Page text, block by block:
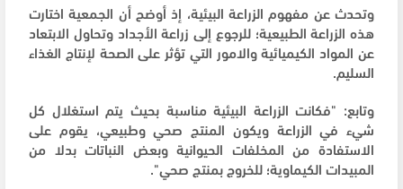
وتحدث عن مفهوم الزراعة البيئية، إذ أوضح أن الجمعية اختارت
هذه الزراعة الطبيعية؛ للرجوع إلى زراعة الأجداد وتحاول الابتعاد
عن المواد الكيميائية والامور التي تؤثر على الصحة لإنتاج الغذاء
السليم.
وتابع: "فكانت الزراعة البيئية مناسبة بحيث يتم استغلال كل
شيء في الزراعة ويكون المنتج صحي وطبيعي، يقوم على
الاستفادة من المخلفات الحيوانية وبعض النباتات بدلا من
المبيدات الكيماوية؛ للخروج بمنتج صحي".